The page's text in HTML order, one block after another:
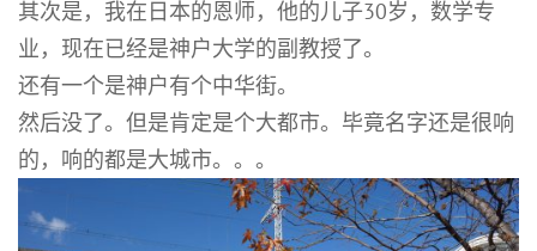
其次是，我在日本的恩师，他的儿子30岁，数学专
业，现在已经是神户大学的副教授了。
还有一个是神户有个中华街。
然后没了。但是肯定是个大都市。毕竟名字还是很响
的，响的都是大城市。。。